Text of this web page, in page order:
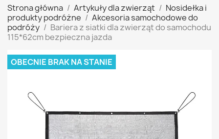
Strona główna Artykuły dla zwierząt
Nosidełka i
produkty podróżne
Akcesoria samochodowe do
podróży
Bariera z siatki dla zwierząt do samochodu
115*62cm bezpieczna jazda
OBECNIE BRAK NA STANIE